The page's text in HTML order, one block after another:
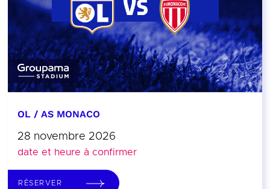
OL / AS MONACO
28 novembre 2026
date et heure à confirmer
RÉSERVER